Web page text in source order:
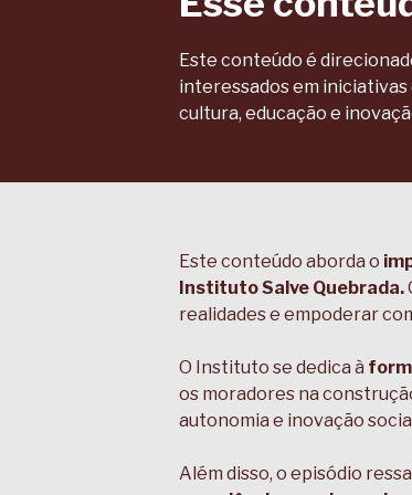
Este conteúdo é
interessados em
cultura, educação e
Este conteúdo aborda o
Instituto Salve Quebrada.
realidades e empoderar
O Instituto se dedica à
os moradores na
autonomia e inovação
Além disso, o episódio